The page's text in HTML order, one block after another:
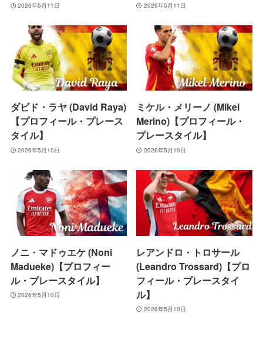
2026年5月11日 2026年5月11日
ダビド・ラヤ (David Raya)
【プロフィール・プレース
タイル】
2026年5月10日
ミケル・メリーノ (Mikel
Merino)【プロフィール・
プレースタイル】
2026年5月10日
ノニ・マドゥエケ (Noni
Madueke)【プロフィー
ル・プレースタイル】
2026年5月10日
レアンドロ・トロサール
(Leandro Trossard)【プロ
フィール・プレースタイ
ル】
2026年5月10日